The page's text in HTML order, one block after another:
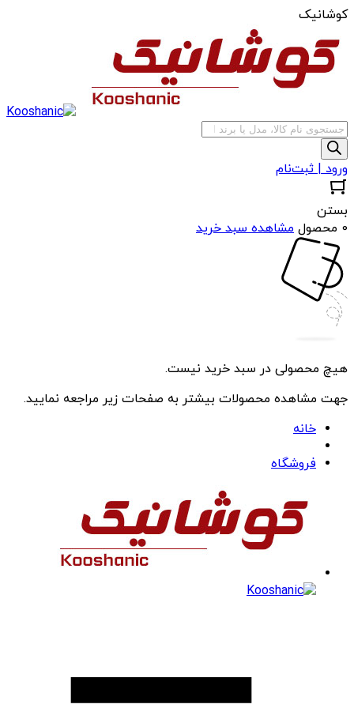
کوشانیک
جستجوی
محصولات
ورود | ثبت‌نام
بستن
0 محصول
مشاهده سبد خرید
هیچ محصولی در سبد خرید نیست.
جهت مشاهده محصولات بیشتر به صفحات زیر مراجعه نمایید.
خانه
فروشگاه